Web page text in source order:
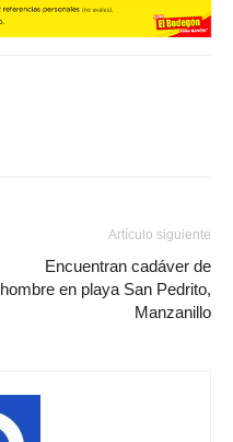
Artículo siguiente
Encuentran cadáver de
hombre en playa San Pedrito,
Manzanillo